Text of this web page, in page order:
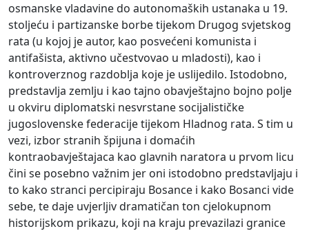
osmanske vladavine do autonomaških ustanaka u 19.
stoljeću i partizanske borbe tijekom Drugog svjetskog
rata (u kojoj je autor, kao posvećeni komunista i
antifašista, aktivno učestvovao u mladosti), kao i
kontroverznog razdoblja koje je uslijedilo. Istodobno,
predstavlja zemlju i kao tajno obavještajno bojno polje
u okviru diplomatski nesvrstane socijalističke
jugoslovenske federacije tijekom Hladnog rata. S tim u
vezi, izbor stranih špijuna i domaćih
kontraobavještajaca kao glavnih naratora u prvom licu
čini se posebno važnim jer oni istodobno predstavljaju i
to kako stranci percipiraju Bosance i kako Bosanci vide
sebe, te daje uvjerljiv dramatičan ton cjelokupnom
historijskom prikazu, koji na kraju prevazilazi granice